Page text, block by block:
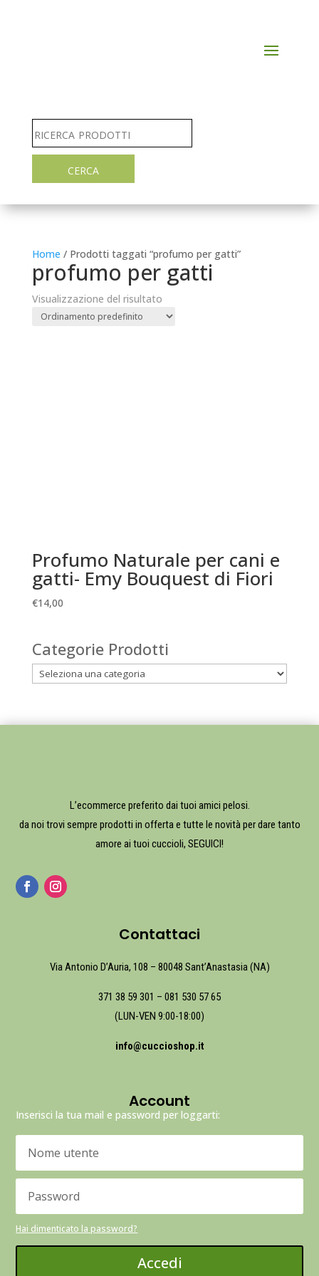
Home / Prodotti taggati “profumo per gatti”
profumo per gatti
Visualizzazione del risultato
Profumo Naturale per cani e
gatti- Emy Bouquest di Fiori
€14,00
Categorie Prodotti
L’ecommerce preferito dai tuoi amici pelosi.
da noi trovi sempre prodotti in offerta e tutte le novità per dare tanto
amore ai tuoi cuccioli, SEGUICI!
Contattaci
Via Antonio D’Auria, 108 – 80048 Sant’Anastasia (NA)
371 38 59 301 – 081 530 57 65
(LUN-VEN 9:00-18:00)
info@cuccioshop.it
Account
Inserisci la tua mail e password per loggarti:
Hai dimenticato la password?
Accedi